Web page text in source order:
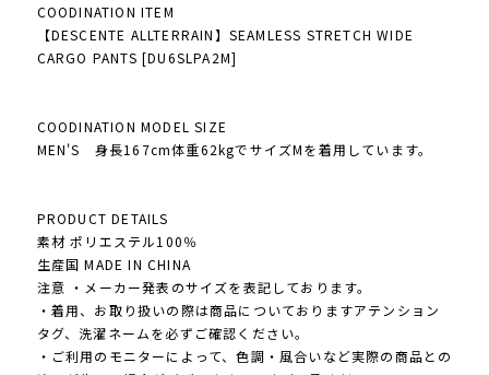
COODINATION ITEM
【DESCENTE ALLTERRAIN】SEAMLESS STRETCH WIDE
CARGO PANTS [DU6SLPA2M]
COODINATION MODEL SIZE
MEN'S 身長167cm体重62kgでサイズMを着用しています。
PRODUCT DETAILS
素材 ポリエステル100％
生産国 MADE IN CHINA
注意 ・メーカー発表のサイズを表記しております。
・着用、お取り扱いの際は商品についておりますアテンション
タグ、洗濯ネームを必ずご確認ください。
・ご利用のモニターによって、色調・風合いなど実際の商品との